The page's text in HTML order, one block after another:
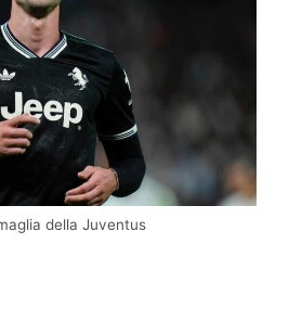
della Juventus